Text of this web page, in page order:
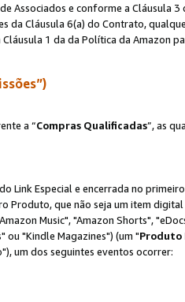
Associados e conforme a Cláusula 3
da Cláusula 6(a) do Contrato,
1 da da Política da Amazon
a “Compras Qualificadas”, as
Link Especial e encerrada no
Produto, que não seja um item
Music", "Amazon Shorts",
ou "Kindle Magazines") (um "Produto
um dos seguintes eventos ocorrer: